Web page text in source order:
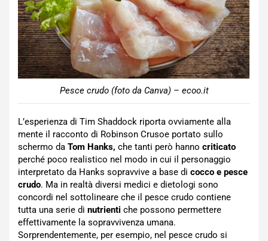
Pesce crudo (foto da Canva) – ecoo.it
L’esperienza di Tim Shaddock riporta ovviamente alla
mente il racconto di Robinson Crusoe portato sullo
schermo da Tom Hanks, che tanti però hanno criticato
perché poco realistico nel modo in cui il personaggio
interpretato da Hanks sopravvive a base di cocco e pesce
crudo. Ma in realtà diversi medici e dietologi sono
concordi nel sottolineare che il pesce crudo contiene
tutta una serie di nutrienti che possono permettere
effettivamente la sopravvivenza umana.
Sorprendentemente, per esempio, nel pesce crudo si